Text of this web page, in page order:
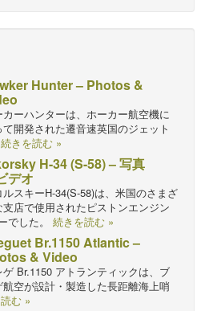
Hunter – Photos &
カーハンターは、ホーカー航空機に
て開発された遷音速英国のジェット
続きを読む »
H-34 (S-58) – 写真
デオ
ルスキーH-34(S-58)は、米国のさまざ
支店で使用されたピストンエンジン
でした。 続きを読む »
Br.1150 Atlantic –
& Video
ゲ Br.1150 アトランティックは、ブ
航空が設計・製造した長距離海上哨
む »